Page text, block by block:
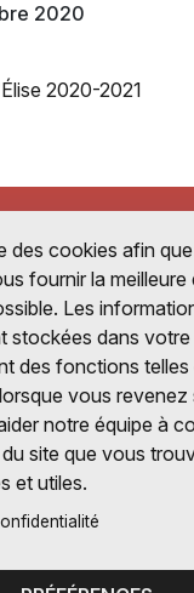
2020
2020-2021
des cookies afin
fournir la meilleure
Les
stockées dans
des fonctions
vous revenez
notre équipe à
site que vous
et utiles.